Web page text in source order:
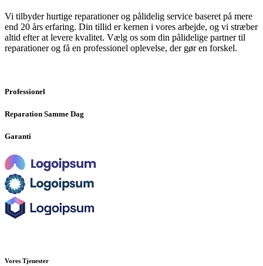
Vi tilbyder hurtige reparationer og pålidelig service baseret på mere
end 20 års erfaring. Din tillid er kernen i vores arbejde, og vi stræber
altid efter at levere kvalitet. Vælg os som din pålidelige partner til
reparationer og få en professionel oplevelse, der gør en forskel.
Professionel
Reparation Samme Dag
Garanti
Vores Tjenester